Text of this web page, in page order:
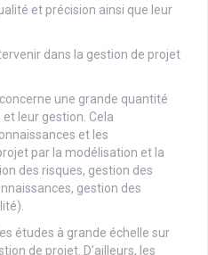
et précision ainsi que leur
dans la gestion de projet
une grande quantité
leur gestion. Cela
et les
par la modélisation et la
des risques, gestion des
gestion des
études à grande échelle sur
de projet. D’ailleurs, les